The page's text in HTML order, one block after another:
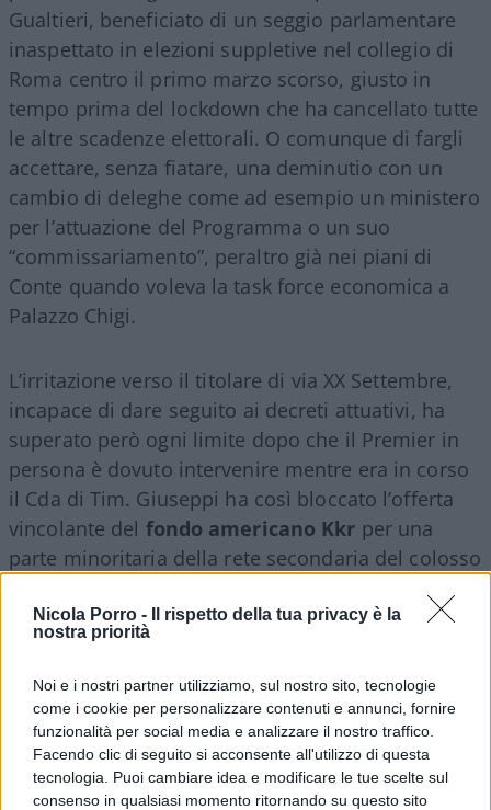
Nicola Porro -
Il rispetto della tua privacy è la
nostra priorità
Noi e i nostri partner utilizziamo, sul nostro sito, tecnologie
come i cookie per personalizzare contenuti e annunci, fornire
funzionalità per social media e analizzare il nostro traffico.
Facendo clic di seguito si acconsente all'utilizzo di questa
tecnologia. Puoi cambiare idea e modificare le tue scelte sul
consenso in qualsiasi momento ritornando su questo sito
Gualtieri, beneficiato di un seggio parlamentare
inaspettato in elezioni suppletive nel collegio di
Roma centro il primo marzo scorso, giusto in
tempo prima del lockdown che ha cancellato tutte
le altre scadenze elettorali. O comunque di fargli
accettare, senza fiatare, una deminutio con un
cambio di deleghe come ad esempio un ministero
per l’attuazione del Programma o un suo
“commissariamento”, peraltro già nei piani di
Conte quando voleva la task force economica a
Palazzo Chigi.
L’irritazione verso il titolare di via XX Settembre,
incapace di dare seguito ai decreti attuativi, ha
superato però ogni limite dopo che il Premier in
persona è dovuto intervenire mentre era in corso
il Cda di Tim. Giuseppi ha così bloccato l’offerta
vincolante del fondo americano Kkr per una
parte minoritaria della rete secondaria del colosso
previdenza dal suo Ad,Luigi Gubitosi,
sollecitando un intervento dell’Esecutivo. Mossa
anticipata oltre la zona Cesarini, da una lettera dei
due ministri, dell’Economia e dello Sviluppo
economico, Gualtieri e Patuanelli, e giudicata dai
mercati e dalle istituzioni finanziarie come
un’ingerenza, a Borsa aperta, inaccettabile per